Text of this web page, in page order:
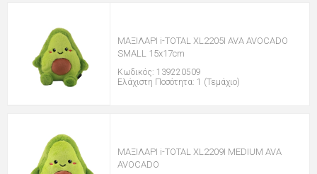
ΜΑΞΙΛΑΡΙ i-TOTAL XL2205I AVA AVOCADO
SMALL 15x17cm
Κωδικός: 139220509
Ελάχιστη Ποσότητα: 1 (Τεμάχιο)
ΜΑΞΙΛΑΡΙ i-TOTAL XL2209I MEDIUM AVA
AVOCADO